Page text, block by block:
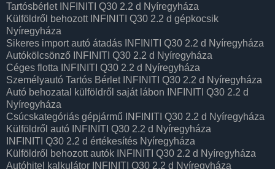
Tartósbérlet INFINITI Q30 2.2 d Nyíregyháza
Külföldről behozott INFINITI Q30 2.2 d gépkocsik
Nyíregyháza
Sikeres import autó átadás INFINITI Q30 2.2 d Nyíregyháza
Autókölcsönző INFINITI Q30 2.2 d Nyíregyháza
Céges flotta INFINITI Q30 2.2 d Nyíregyháza
Személyautó Tartós Bérlet INFINITI Q30 2.2 d Nyíregyháza
Autó behozatal külföldről saját lábon INFINITI Q30 2.2 d
Nyíregyháza
Csúcskategóriás gépjármű INFINITI Q30 2.2 d Nyíregyháza
Külföldről autó INFINITI Q30 2.2 d Nyíregyháza
INFINITI Q30 2.2 d értékesítés Nyíregyháza
Külföldről behozott autók INFINITI Q30 2.2 d Nyíregyháza
Autóhitel kalkulátor INFINITI Q30 2.2 d Nyíregyháza